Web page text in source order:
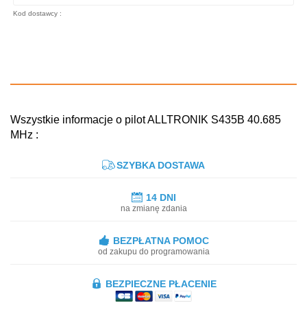
Kod dostawcy :
Wszystkie informacje o pilot ALLTRONIK S435B 40.685
MHz :
SZYBKA DOSTAWA
14 DNI
na zmianę zdania
BEZPŁATNA POMOC
od zakupu do programowania
BEZPIECZNE PŁACENIE